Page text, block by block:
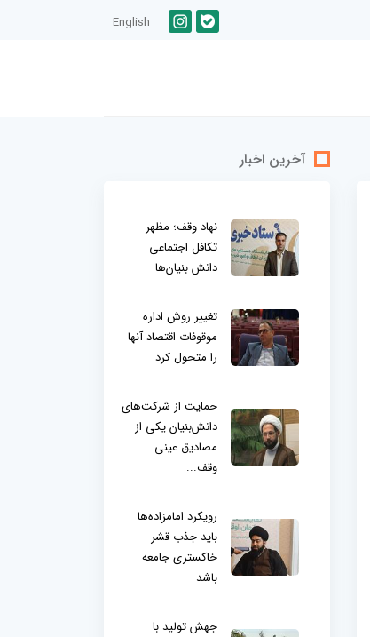
English
آخرین اخبار
نهاد وقف؛ مظهر
تکافل اجتماعی
دانش بنیان‌ها
تغییر روش اداره
موقوفات اقتصاد آنها
را متحول کرد
حمایت از شرکت‌های
دانش‌بنیان یکی از
مصادیق عینی
وقف...
رویکرد امامزاده‌ها
باید جذب قشر
خاکستری جامعه
باشد
جهش تولید با